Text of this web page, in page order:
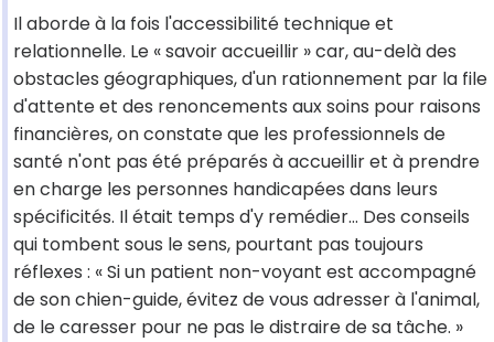
Il aborde à la fois l'accessibilité technique et
relationnelle. Le « savoir accueillir » car, au-delà des
obstacles géographiques, d'un rationnement par la file
d'attente et des renoncements aux soins pour raisons
financières, on constate que les professionnels de
santé n'ont pas été préparés à accueillir et à prendre
en charge les personnes handicapées dans leurs
spécificités. Il était temps d'y remédier… Des conseils
qui tombent sous le sens, pourtant pas toujours
réflexes : « Si un patient non-voyant est accompagné
de son chien-guide, évitez de vous adresser à l'animal,
de le caresser pour ne pas le distraire de sa tâche. »